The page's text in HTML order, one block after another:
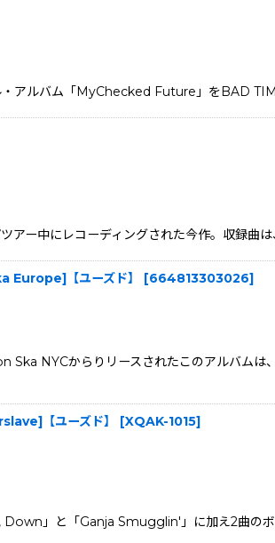
アルバム「MyChecked Future」をBAD
ー中にレコーディングされた今作。収録曲
【ユーズド】 [664813303026]
NYCからりリースされたこのアルバムは
【ユーズド】 [XQAK-1015]
」と「Ganja Smugglin'」に加え2曲の